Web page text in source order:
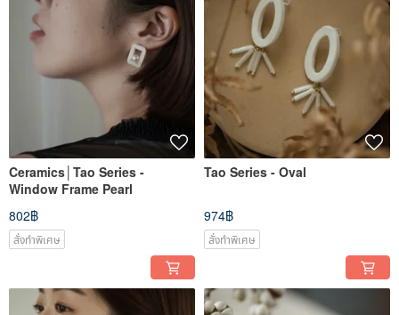
Ceramics│Tao Series -
Window Frame Pearl
802฿
สั่งทำพิเศษ
Tao Series - Oval
974฿
สั่งทำพิเศษ